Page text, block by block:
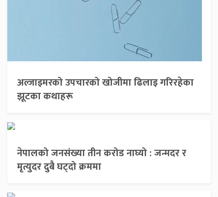
अल्जाइमरको उपचारको खोजीमा ढिलाइ गरिरहेका
झूटका कथाहरू
नेपालको जनसंख्या तीन करोड नाघ्यो : जन्मदर र
मृत्युदर दुबै घट्दो क्रममा